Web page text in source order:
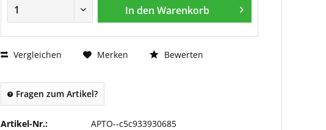
In den Warenkorb
Vergleichen Merken Bewerten
Fragen zum Artikel?
Artikel-Nr.: APTO--c5c933930685